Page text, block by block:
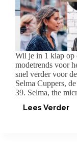
Wil je in 1 klap op
modetrends voor
snel verder voor
Selma Cuppers,
39. Selma, the
Lees Verder
TRENDS